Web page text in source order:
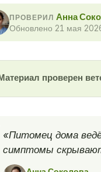
ПРОВЕРИЛ Анна
Обновлено 21 мая
проверен
«Питомец дома
симптомы